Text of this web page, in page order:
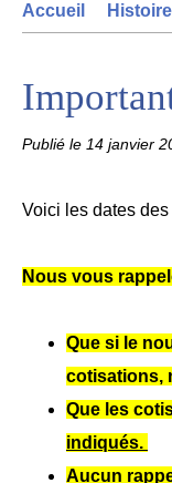
Accueil
Publié le 14 janvier
Voici les dates
Nous vous
Que si le
cotisations,
Que les
indiqués.
Aucun